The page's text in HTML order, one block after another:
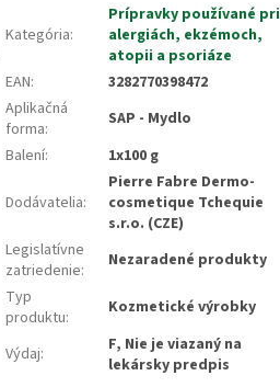
Kategória:
Prípravky používané pri
alergiách, ekzémoch,
atopii a psoriáze
EAN:
3282770398472
Aplikačná
forma:
SAP - Mydlo
Balení: 1x100 g
Dodávatelia:
Pierre Fabre Dermo-
cosmetique Tchequie
s.r.o. (CZE)
Legislatívne
zatriedenie:
Nezaradené produkty
Typ
produktu: Kozmetické výrobky
Výdaj:
F, Nie je viazaný na
lekársky predpis